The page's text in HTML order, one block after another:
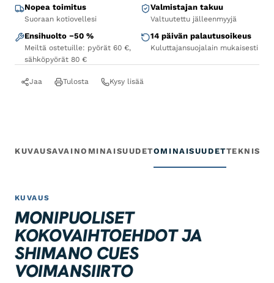
Nopea toimitus
Suoraan kotiovellesi
Valmistajan takuu
Valtuutettu jälleenmyyjä
Ensihuolto −50 %
Meiltä ostetuille: pyörät 60 €,
sähköpyörät 80 €
14 päivän palautusoikeus
Kuluttajansuojalain mukaisesti
Jaa Tulosta Kysy lisää
KUVAUSAVAINOMINAISUUDETOMINAISUUDET
KUVAUS
MONIPUOLISET
KOKOVAIHTOEHDOT JA
SHIMANO CUES
VOIMANSIIRTO